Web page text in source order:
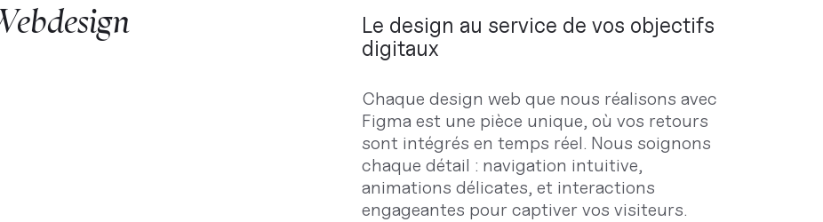
Le design au service de vos objectifs
digitaux
Chaque design web que nous réalisons avec
Figma est une pièce unique, où vos retours
sont intégrés en temps réel. Nous soignons
chaque détail : navigation intuitive,
animations délicates, et interactions
engageantes pour captiver vos visiteurs.